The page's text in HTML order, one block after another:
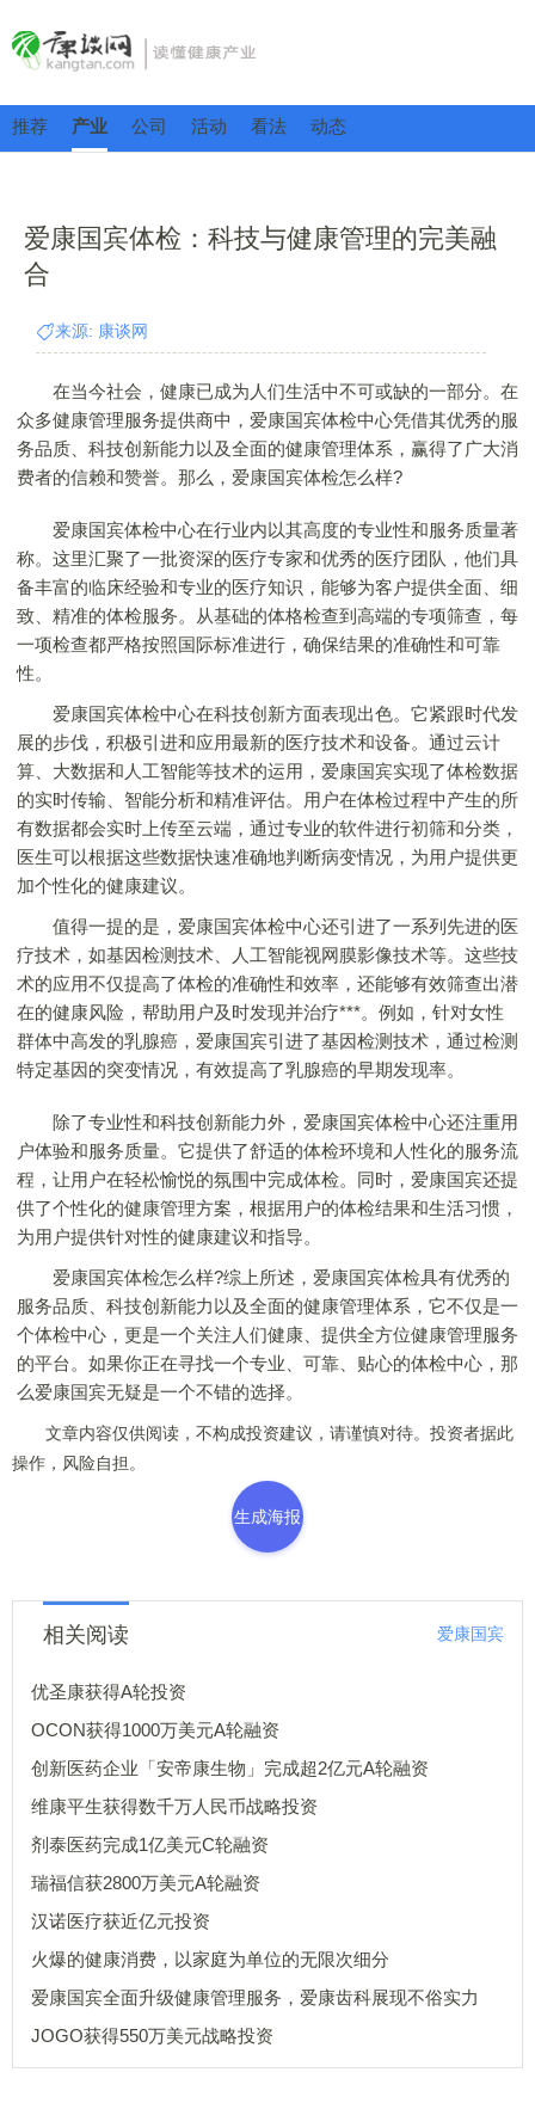
推荐 产业 公司 活动 看法 动态
爱康国宾体检：科技与健康管理的完美融
合
来源: 康谈网
在当今社会，健康已成为人们生活中不可或缺的一部分。在
众多健康管理服务提供商中，爱康国宾体检中心凭借其优秀的服
务品质、科技创新能力以及全面的健康管理体系，赢得了广大消
费者的信赖和赞誉。那么，爱康国宾体检怎么样?
爱康国宾体检中心在行业内以其高度的专业性和服务质量著
称。这里汇聚了一批资深的医疗专家和优秀的医疗团队，他们具
备丰富的临床经验和专业的医疗知识，能够为客户提供全面、细
致、精准的体检服务。从基础的体格检查到高端的专项筛查，每
一项检查都严格按照国际标准进行，确保结果的准确性和可靠
性。
爱康国宾体检中心在科技创新方面表现出色。它紧跟时代发
展的步伐，积极引进和应用最新的医疗技术和设备。通过云计
算、大数据和人工智能等技术的运用，爱康国宾实现了体检数据
的实时传输、智能分析和精准评估。用户在体检过程中产生的所
有数据都会实时上传至云端，通过专业的软件进行初筛和分类，
医生可以根据这些数据快速准确地判断病变情况，为用户提供更
加个性化的健康建议。
值得一提的是，爱康国宾体检中心还引进了一系列先进的医
疗技术，如基因检测技术、人工智能视网膜影像技术等。这些技
术的应用不仅提高了体检的准确性和效率，还能够有效筛查出潜
在的健康风险，帮助用户及时发现并治疗***。例如，针对女性
群体中高发的乳腺癌，爱康国宾引进了基因检测技术，通过检测
特定基因的突变情况，有效提高了乳腺癌的早期发现率。
除了专业性和科技创新能力外，爱康国宾体检中心还注重用
户体验和服务质量。它提供了舒适的体检环境和人性化的服务流
程，让用户在轻松愉悦的氛围中完成体检。同时，爱康国宾还提
供了个性化的健康管理方案，根据用户的体检结果和生活习惯，
为用户提供针对性的健康建议和指导。
爱康国宾体检怎么样?综上所述，爱康国宾体检具有优秀的
服务品质、科技创新能力以及全面的健康管理体系，它不仅是一
个体检中心，更是一个关注人们健康、提供全方位健康管理服务
的平台。如果你正在寻找一个专业、可靠、贴心的体检中心，那
么爱康国宾无疑是一个不错的选择。
文章内容仅供阅读，不构成投资建议，请谨慎对待。投资者据此
操作，风险自担。
生成海报
相关阅读 爱康国宾
优圣康获得A轮投资
OCON获得1000万美元A轮融资
创新医药企业「安帝康生物」完成超2亿元A轮融资
维康平生获得数千万人民币战略投资
剂泰医药完成1亿美元C轮融资
瑞福信获2800万美元A轮融资
汉诺医疗获近亿元投资
火爆的健康消费，以家庭为单位的无限次细分
爱康国宾全面升级健康管理服务，爱康齿科展现不俗实力
JOGO获得550万美元战略投资